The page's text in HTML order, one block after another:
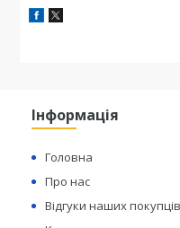
Інформація
Головна
Про нас
Відгуки наших покупців